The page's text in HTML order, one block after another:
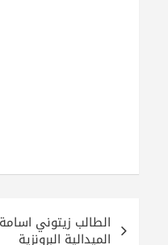
الطالب زيتوني
الميدالية البرونزية